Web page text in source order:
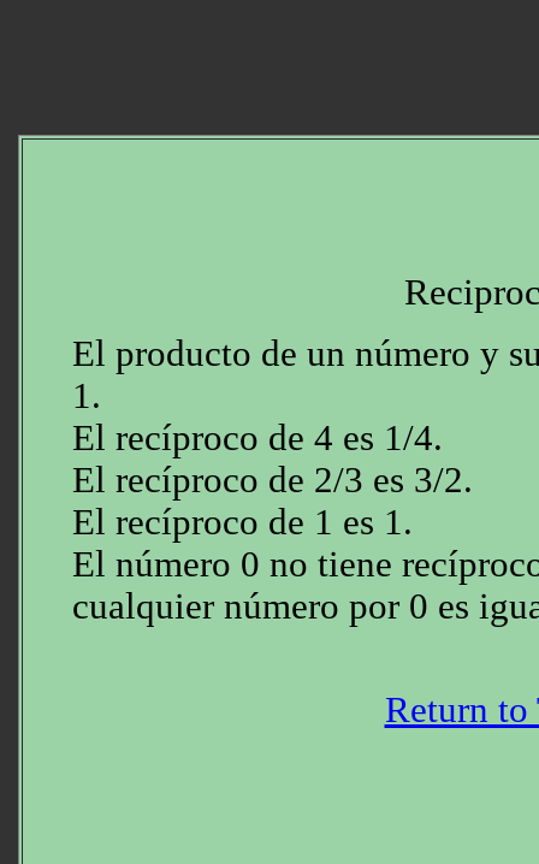
El producto de un número y
1.
El recíproco de 4 es 1/4.
El recíproco de 2/3 es 3/2.
El recíproco de 1 es 1.
El número 0 no tiene
cualquier número por 0 es
Return to